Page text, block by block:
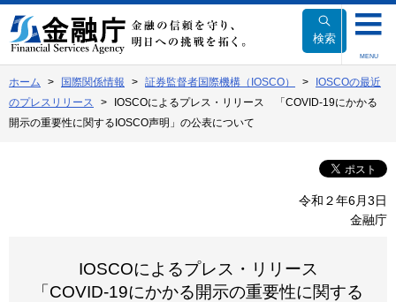
文
へ
動
検索
MENU
ホーム 国際関係情報 証券監督者国際機構（IOSCO）
IOSCOの最近
のプレスリリース
IOSCOによるプレス・リリース 「COVID-19にかかる
開示の重要性に関するIOSCO声明」の公表について
令和２年6月3日
金融庁
IOSCOによるプレス・リリース
「COVID-19にかかる開示の重要性に関する